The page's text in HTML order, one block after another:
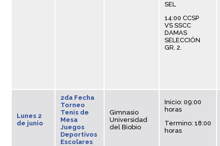
SEL
14:00 CCSP
VS SSCC
DAMAS
SELECCIÓN
GR. 2.
Lunes 2
de junio
2da Fecha
Torneo
Tenis de
Mesa
Juegos
Deportivos
Escolares
Gimnasio
Universidad
del Biobio
Inicio: 09:00
horas
Termino: 18:00
horas